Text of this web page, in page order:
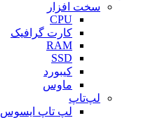
سخت افزار
CPU
کارت گرافیک
RAM
SSD
کیبورد
ماوس
لپ‌تاپ
لپ تاپ ایسوس